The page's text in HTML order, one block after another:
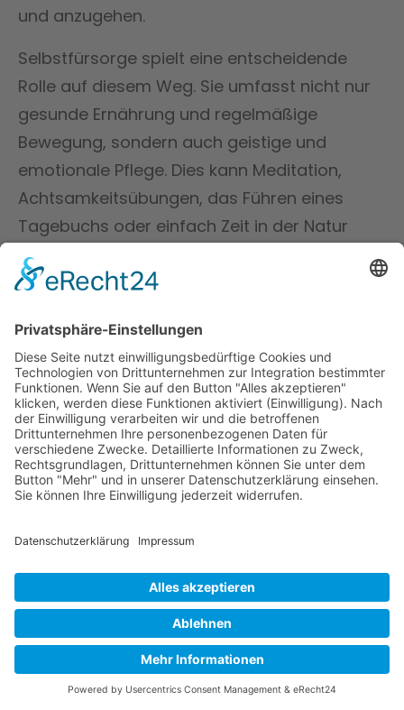
und anzugehen.
Selbstfürsorge spielt eine entscheidende
Rolle auf diesem Weg. Sie umfasst nicht nur
gesunde Ernährung und regelmäßige
Bewegung, sondern auch geistige und
emotionale Pflege. Dies kann Meditation,
Achtsamkeitsübungen, das Führen eines
Tagebuchs oder einfach Zeit in der Natur
umfassen. Jede dieser Aktivitäten hilft, Stress
zu reduzieren, emotionale Blockaden zu lösen
Ausgeglichenheit zu fördern.
Ein ganzheitlicher Heilungsansatz ermutigt
dich auch, deine Lebensweise zu überdenken
und Anpassungen vorzunehmen, die dein
allgemeines Wohlbefinden verbessern. Dies
kann bedeuten,toxische Beziehungen zu
oder Hobbys nachzugehen, die dir Freude
bereiten. Es geht darum, ein Leben zu
schaffen, das deine physische, emotionale
und spirituelle Gesundheit nährt.